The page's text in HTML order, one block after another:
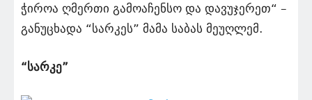
ჭი­როა ღმერთი გა­მოაჩენ­სო და და­ვუ­ჯე­რეთ“ –
განუცხადა “სარკეს” მამა საბას მეუღლემ.
“სარკე”